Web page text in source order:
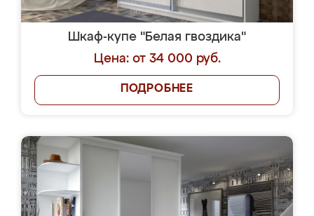
Шкаф-купе "Белая гвоздика"
Цена: от 34 000 руб.
ПОДРОБНЕЕ